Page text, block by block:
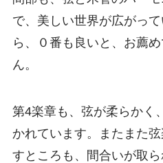
で、美しい世界が広がっ
ら、０番も良いと、お薦
ん。
第4楽章も、弦が柔らかく
かれています。またまた
すところも、間合いが取